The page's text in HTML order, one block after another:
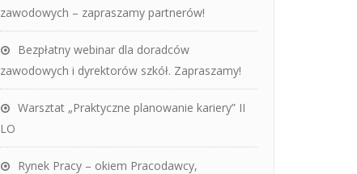
zawodowych – zapraszamy partnerów!
Bezpłatny webinar dla doradców
zawodowych i dyrektorów szkół. Zapraszamy!
Warsztat „Praktyczne planowanie kariery” II
LO
Rynek Pracy – okiem Pracodawcy,